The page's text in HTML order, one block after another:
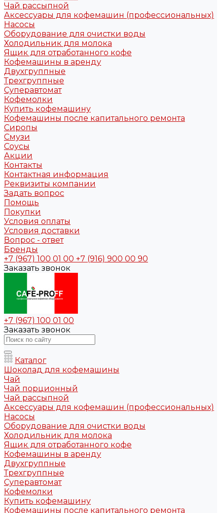
Чай рассыпной
Аксессуары для кофемашин (профессиональных)
Насосы
Оборудование для очистки воды
Холодильник для молока
Ящик для отработанного кофе
Кофемашины в аренду
Двухгруппные
Трехгруппные
Суперавтомат
Кофемолки
Купить кофемашину
Кофемашины после капитального ремонта
Сиропы
Смузи
Соусы
Акции
Контакты
Контактная информация
Реквизиты компании
Задать вопрос
Помощь
Покупки
Условия оплаты
Условия доставки
Вопрос - ответ
Бренды
+7 (967) 100 01 00 +7 (916) 900 00 90
Заказать звонок
+7 (967) 100 01 00
Заказать звонок
Каталог
Шоколад для кофемашины
Чай
Чай порционный
Чай рассыпной
Аксессуары для кофемашин (профессиональных)
Насосы
Оборудование для очистки воды
Холодильник для молока
Ящик для отработанного кофе
Кофемашины в аренду
Двухгруппные
Трехгруппные
Суперавтомат
Кофемолки
Купить кофемашину
Кофемашины после капитального ремонта